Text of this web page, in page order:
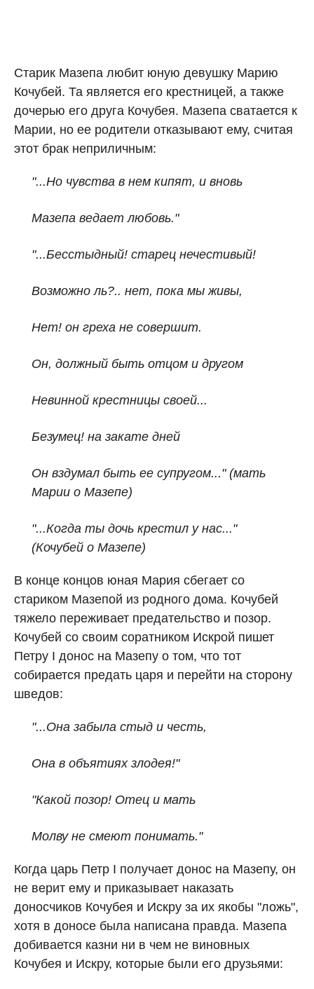
Старик Мазепа любит юную девушку Марию
Кочубей. Та является его крестницей, а также
дочерью его друга Кочубея. Мазепа сватается к
Марии, но ее родители отказывают ему, считая
этот брак неприличным:
"...Но чувства в нем кипят, и вновь
Мазепа ведает любовь."
"...Бесстыдный! старец нечестивый!
Возможно ль?.. нет, пока мы живы,
Нет! он греха не совершит.
Он, должный быть отцом и другом
Невинной крестницы своей...
Безумец! на закате дней
Он вздумал быть ее супругом..." (мать
Марии о Мазепе)
"...Когда ты дочь крестил у нас..."
(Кочубей о Мазепе)
В конце концов юная Мария сбегает со
стариком Мазепой из родного дома. Кочубей
тяжело переживает предательство и позор.
Кочубей со своим соратником Искрой пишет
Петру I донос на Мазепу о том, что тот
собирается предать царя и перейти на сторону
шведов:
"...Она забыла стыд и честь,
Она в объятиях злодея!"
"Какой позор! Отец и мать
Молву не смеют понимать."
Когда царь Петр I получает донос на Мазепу, он
не верит ему и приказывает наказать
доносчиков Кочубея и Искру за их якобы "ложь",
хотя в доносе была написана правда. Мазепа
добивается казни ни в чем не виновных
Кочубея и Искру, которые были его друзьями: